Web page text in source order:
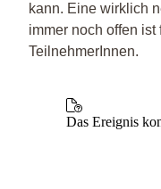
kann. Eine wirklich
immer noch offen
TeilnehmerInnen.